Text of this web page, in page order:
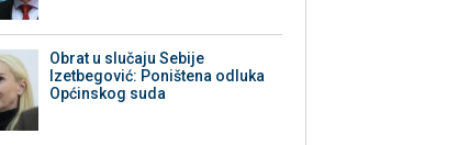
Obrat u slučaju Sebije
Izetbegović: Poništena odluka
Općinskog suda